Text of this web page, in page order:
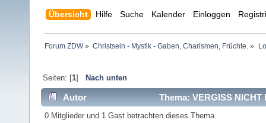
Übersicht Hilfe Suche Kalender Einloggen
Forum ZDW» Christsein - Mystik - Gaben, Charismen, Früchte. »
Seiten: [1] Nach unten
Autor Thema: VERGISS
0 Mitglieder und 1 Gast betrachten dieses Thema.